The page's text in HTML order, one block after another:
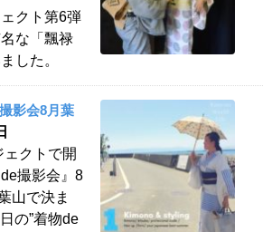
クト第6弾
な「飄禄
した。
影会8月葉
クトで開
撮影会』8
山で決ま
の”着物de